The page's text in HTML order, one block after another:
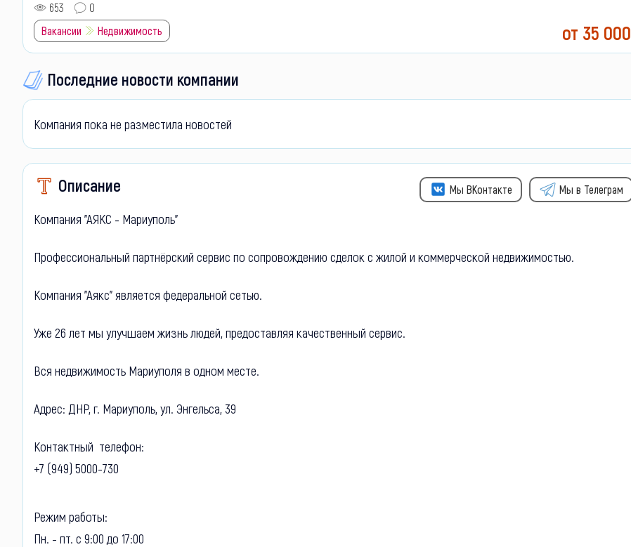
653
0
Вакансии
Недвижимость от 35 000
Последние новости компании
Компания пока не разместила новостей
Описание Мы ВКонтакте Мы в Телеграм
Компания "АЯКС - Мариуполь"
Профессиональный партнёрский сервис по сопровождению сделок с жилой и коммерческой недвижимостью.
Компания "Аякс" является федеральной сетью.
Уже 26 лет мы улучшаем жизнь людей, предоставляя качественный сервис.
Вся недвижимость Мариуполя в одном месте.
Адрес: ДНР, г. Мариуполь, ул. Энгельса, 39
Контактный телефон:
+7 (949) 5000-730
Режим работы:
Пн. - пт. с 9:00 до 17:00